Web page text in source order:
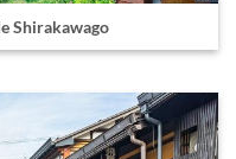
Shirakawago